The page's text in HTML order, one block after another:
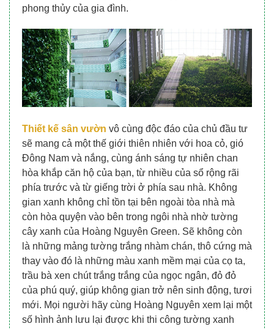
phong thủy của gia đình.
Thiết kế sân vườn vô cùng độc đáo của chủ đầu tư
sẽ mang cả một thế giới thiên nhiên với hoa cỏ, gió
Đông Nam và nắng, cùng ánh sáng tự nhiên chan
hòa khắp căn hộ của bạn, từ nhiều của sổ rộng rãi
phía trước và từ giếng trời ở phía sau nhà. Không
gian xanh không chỉ tồn tại bên ngoài tòa nhà mà
còn hòa quyện vào bên trong ngôi nhà nhờ tường
cây xanh của Hoàng Nguyên Green. Sẽ không còn
là những mảng tường trắng nhàm chán, thô cứng mà
thay vào đó là những màu xanh mềm mại của cọ ta,
trầu bà xen chút trắng trắng của ngọc ngân, đỏ đỏ
của phú quý, giúp không gian trở nên sinh động, tươi
mới. Mọi người hãy cùng Hoàng Nguyên xem lại một
số hình ảnh lưu lại được khi thi công tường xanh